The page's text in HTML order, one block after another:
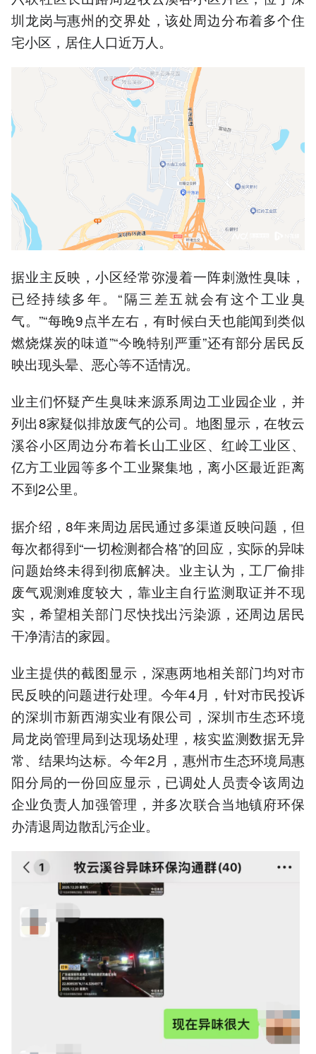
圳龙岗与惠州的交界处，该处周边分布着多个住
宅小区，居住人口近万人。
据业主反映，小区经常弥漫着一阵刺激性臭味，
已经持续多年。“隔三差五就会有这个工业臭
气。”“每晚9点半左右，有时候白天也能闻到类似
燃烧煤炭的味道”“今晚特别严重”还有部分居民反
映出现头晕、恶心等不适情况。
业主们怀疑产生臭味来源系周边工业园企业，并
列出8家疑似排放废气的公司。地图显示，在牧云
溪谷小区周边分布着长山工业区、红岭工业区、
亿方工业园等多个工业聚集地，离小区最近距离
不到2公里。
据介绍，8年来周边居民通过多渠道反映问题，但
每次都得到“一切检测都合格”的回应，实际的异味
问题始终未得到彻底解决。业主认为，工厂偷排
废气观测难度较大，靠业主自行监测取证并不现
实，希望相关部门尽快找出污染源，还周边居民
干净清洁的家园。
业主提供的截图显示，深惠两地相关部门均对市
民反映的问题进行处理。今年4月，针对市民投诉
的深圳市新西湖实业有限公司，深圳市生态环境
局龙岗管理局到达现场处理，核实监测数据无异
常、结果均达标。今年2月，惠州市生态环境局惠
阳分局的一份回应显示，已调处人员责令该周边
企业负责人加强管理，并多次联合当地镇府环保
办清退周边散乱污企业。